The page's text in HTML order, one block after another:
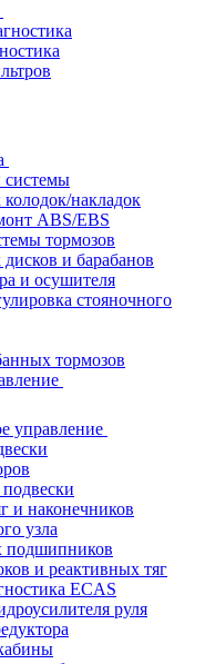
системы
накладок
ABS/EBS
тормозов
и барабанов
и осушителя
стояночного
тормозов
управление
и наконечников
узла
подшипников
и реактивных тяг
ECAS
руля